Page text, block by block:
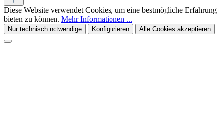
Diese Website verwendet Cookies, um eine bestmögliche Erfahrung
bieten zu können. Mehr Informationen ...
Nur technisch notwendige Konfigurieren Alle Cookies akzeptieren